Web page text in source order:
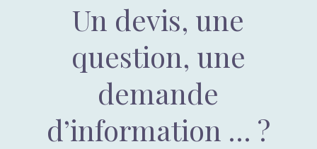
Un devis, une
question, une
demande
d’information … ?